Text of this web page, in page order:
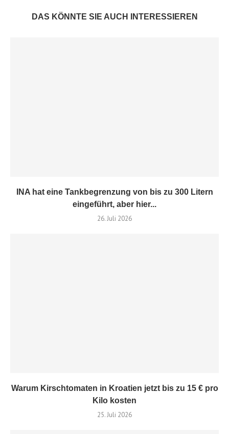
DAS KÖNNTE SIE AUCH INTERESSIEREN
INA hat eine Tankbegrenzung von bis zu 300 Litern
eingeführt, aber hier...
26. Juli 2026
Warum Kirschtomaten in Kroatien jetzt bis zu 15 € pro
Kilo kosten
25. Juli 2026